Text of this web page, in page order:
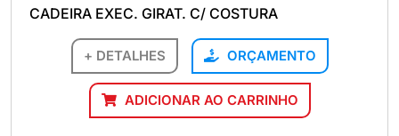
CADEIRA EXEC. GIRAT. C/ COSTURA
+ DETALHES ORÇAMENTO
ADICIONAR AO CARRINHO